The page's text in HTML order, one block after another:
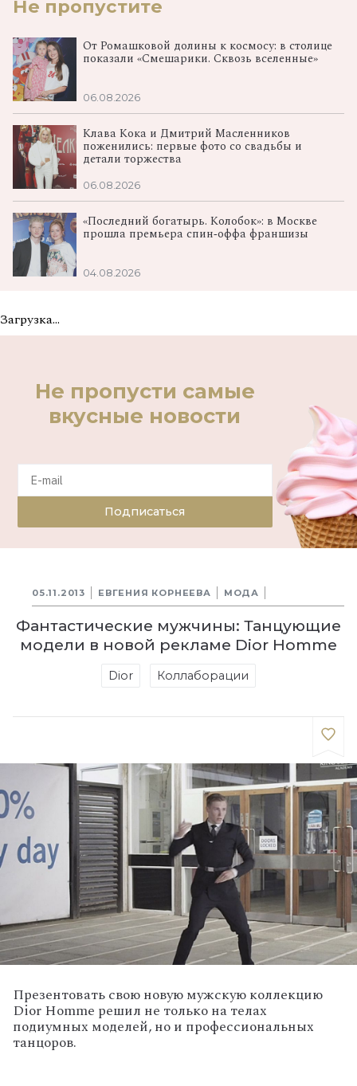
Не пропустите
От Ромашковой долины к космосу: в столице
показали «Смешарики. Сквозь вселенные»
06.08.2026
Клава Кока и Дмитрий Масленников
поженились: первые фото со свадьбы и
детали торжества
06.08.2026
«Последний богатырь. Колобок»: в Москве
прошла премьера спин‑оффа франшизы
04.08.2026
Загрузка...
Не пропусти самые
вкусные новости
Подписаться
05.11.2013 ЕВГЕНИЯ КОРНЕЕВА МОДА
Фантастические мужчины: Танцующие
модели в новой рекламе Dior Homme
Dior Коллаборации
Презентовать свою новую мужскую коллекцию
Dior Homme решил не только на телах
подиумных моделей, но и профессиональных
танцоров.